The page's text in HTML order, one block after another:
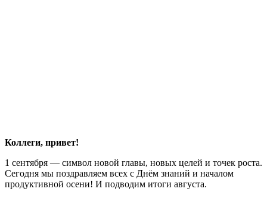
Коллеги, привет!
1 сентября — символ новой главы, новых целей и точек роста.
Сегодня мы поздравляем всех с Днём знаний и началом
продуктивной осени! И подводим итоги августа.